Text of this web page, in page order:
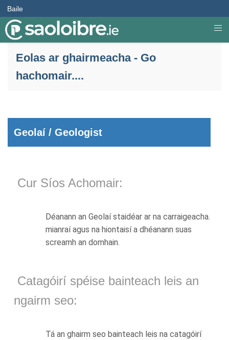
Baile
Eolas ar ghairmeacha - Go
hachomair....
Geolaí / Geologist
Cur Síos Achomair:
Déanann an Geolaí staidéar ar na carraigeacha.
mianraí agus na hiontaisí a dhéanann suas
screamh an domhain.
Catagóirí spéise bainteach leis an
ngairm seo:
Tá an ghairm seo bainteach leis na catagóirí